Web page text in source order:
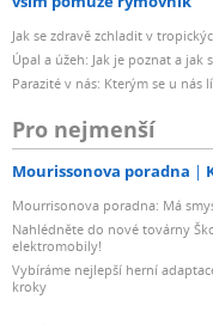
Jak se zdravě zchladit v
Úpal a úžeh: Jak je poznat a jak
Parazité v nás: Kterým se u nás
Pro nejmenší
Mourissonova poradna
Mourrisonova poradna: Má
Nahlédněte do nové továrny
elektromobily!
Vybíráme nejlepší herní
kroky